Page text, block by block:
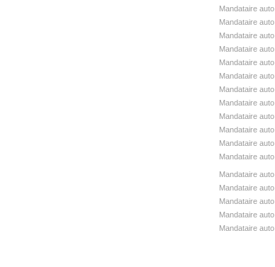
Mandataire
Mandataire
Mandataire
Mandataire
Mandataire
Mandataire
Mandataire
Mandataire
Mandataire
Mandataire
Mandataire
Mandataire
Mandataire
Mandataire
Mandataire
Mandataire
Mandataire